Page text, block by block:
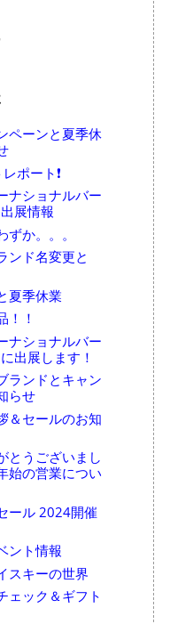
ペーンと夏季休
ポート❗
ナショナルバー
展情報
か。。。
ンド名変更と
夏季休業
！！
ナショナルバー
出展します！
ランドとキャン
らせ
＆セールのお知
とうございまし
始の営業につい
ール 2024開催
ント情報
スキーの世界
ェック＆ギフト